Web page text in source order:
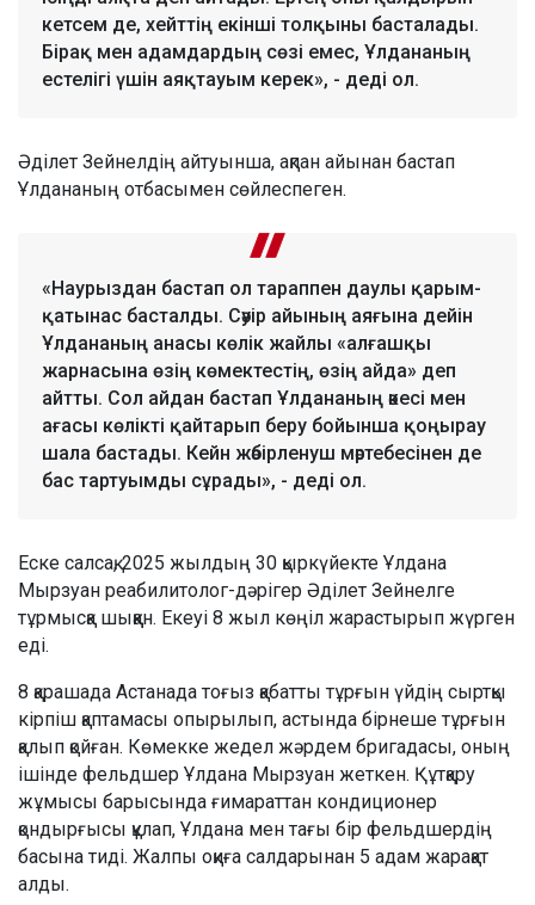
кетсем де, хейттің екінші толқыны басталады.
Бірақ мен адамдардың сөзі емес, Ұлдананың
естелігі үшін аяқтауым керек», - деді ол.
Әділет Зейнелдің айтуынша, ақпан айынан бастап
Ұлдананың отбасымен сөйлеспеген.
«Наурыздан бастап ол тараппен даулы қарым-
қатынас басталды. Сәуір айының аяғына дейін
Ұлдананың анасы көлік жайлы «алғашқы
жарнасына өзің көмектестің, өзің айда» деп
айтты. Сол айдан бастап Ұлдананың әкесі мен
ағасы көлікті қайтарып беру бойынша қоңырау
шала бастады. Кейн жәбірленуш мәртебесінен де
бас тартуымды сұрады», - деді ол.
Еске салсақ, 2025 жылдың 30 қыркүйекте Ұлдана
Мырзуан реабилитолог-дәрігер Әділет Зейнелге
тұрмысқа шыққан. Екеуі 8 жыл көңіл жарастырып жүрген
еді.
8 қарашада Астанада тоғыз қабатты тұрғын үйдің сыртқы
кірпіш қаптамасы опырылып, астында бірнеше тұрғын
қалып қойған. Көмекке жедел жәрдем бригадасы, оның
ішінде фельдшер Ұлдана Мырзуан жеткен. Құтқару
жұмысы барысында ғимараттан кондиционер
қондырғысы құлап, Ұлдана мен тағы бір фельдшердің
басына тиді. Жалпы оқиға салдарынан 5 адам жарақат
алды.